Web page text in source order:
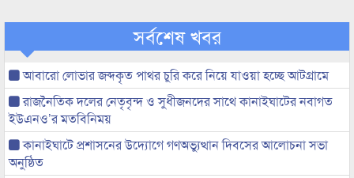
সর্বশেষ খবর
আবারো লোভার জব্দকৃত পাথর চুরি করে নিয়ে যাওয়া হচ্ছে আটগ্রামে
রাজনৈতিক দলের নেতৃবৃন্দ ও সুধীজনদের সাথে কানাইঘাটের নবাগত
ইউএনও’র মতবিনিময়
কানাইঘাটে প্রশাসনের উদ্যোগে গণঅভ্যুত্থান দিবসের আলোচনা সভা
অনুষ্ঠিত